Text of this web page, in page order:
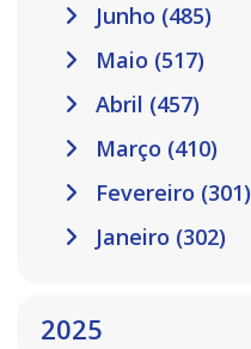
Junho (485)
Maio (517)
Abril (457)
Março (410)
Fevereiro (301)
Janeiro (302)
2025